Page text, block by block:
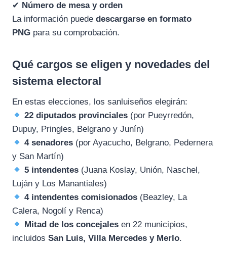
✔ Número de mesa y orden
La información puede descargarse en formato
PNG para su comprobación.
Qué cargos se eligen y novedades del
sistema electoral
En estas elecciones, los sanluiseños elegirán:
22 diputados provinciales (por Pueyrredón,
Dupuy, Pringles, Belgrano y Junín)
4 senadores (por Ayacucho, Belgrano, Pedernera
y San Martín)
5 intendentes (Juana Koslay, Unión, Naschel,
Luján y Los Manantiales)
4 intendentes comisionados (Beazley, La
Calera, Nogolí y Renca)
Mitad de los concejales en 22 municipios,
incluidos San Luis, Villa Mercedes y Merlo.